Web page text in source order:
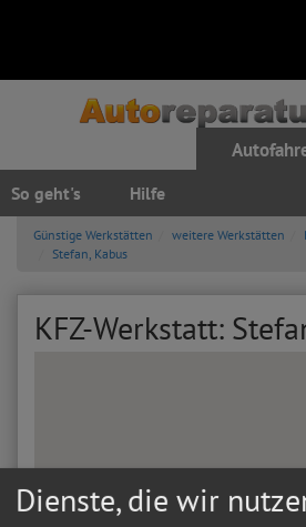
So geht's Hilfe
Günstige Werkstätten weitere Werkstätten
Stefan, Kabus
KFZ-Werkstatt:
Dienste, die wir